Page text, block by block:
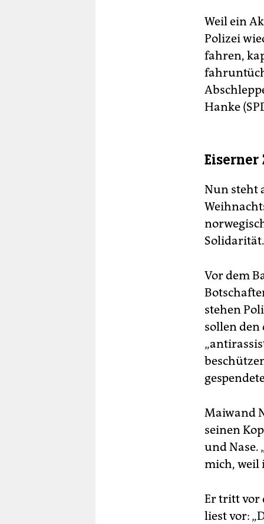
Weil ein
Polizei
fahren,
Hanke
Eiserner
Nun steht
Vor dem
stehen
sollen
Maiwand
seinen
und Nase.
mich, weil
Er tritt vor
liest vor: